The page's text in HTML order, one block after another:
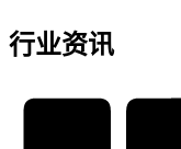
行业资讯